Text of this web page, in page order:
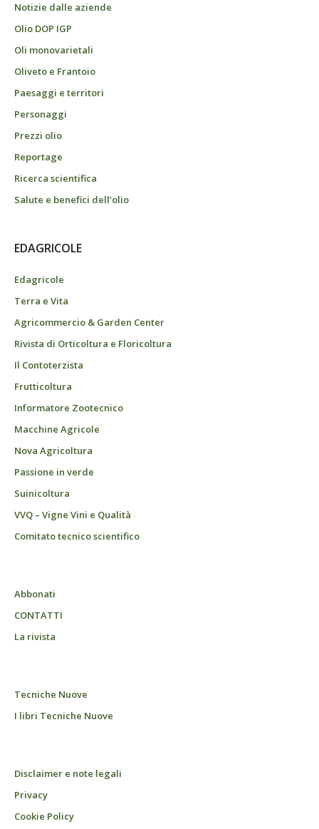
Notizie dalle aziende
Olio DOP IGP
Oli monovarietali
Oliveto e Frantoio
Paesaggi e territori
Personaggi
Prezzi olio
Reportage
Ricerca scientifica
Salute e benefici dell’olio
EDAGRICOLE
Edagricole
Terra e Vita
Agricommercio & Garden Center
Rivista di Orticoltura e Floricoltura
Il Contoterzista
Frutticoltura
Informatore Zootecnico
Macchine Agricole
Nova Agricoltura
Passione in verde
Suinicoltura
VVQ – Vigne Vini e Qualità
Comitato tecnico scientifico
Abbonati
CONTATTI
La rivista
Tecniche Nuove
I libri Tecniche Nuove
Disclaimer e note legali
Privacy
Cookie Policy